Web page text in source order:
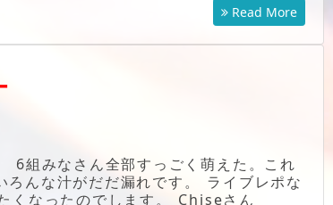
Read More
6組みなさん全部すっごく萌えた。これ
んな汁がだだ漏れです。 ライブレポな
くなったのでします。 Chiseさん